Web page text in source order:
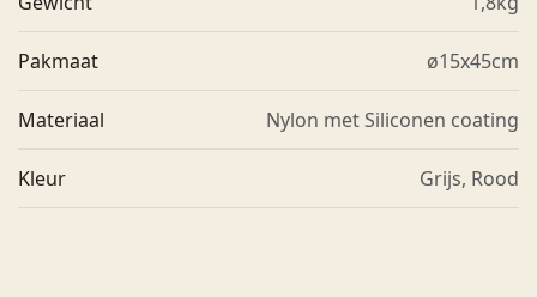
Pakmaat ø15x45cm
Materiaal Nylon met Siliconen coating
Kleur Grijs, Rood